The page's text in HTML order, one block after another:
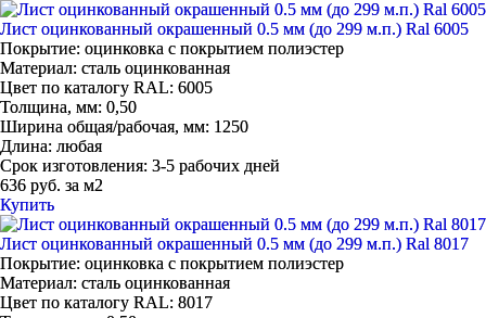
Лист оцинкованный окрашенный 0.5 мм (до 299 м.п.) Ral 6005
Покрытие: оцинковка с покрытием полиэстер
Материал: сталь оцинкованная
Цвет по каталогу RAL: 6005
Толщина, мм: 0,50
Ширина общая/рабочая, мм: 1250
Длина: любая
Срок изготовления: 3-5 рабочих дней
636 руб. за м2
Купить
Лист оцинкованный окрашенный 0.5 мм (до 299 м.п.) Ral 8017
Покрытие: оцинковка с покрытием полиэстер
Материал: сталь оцинкованная
Цвет по каталогу RAL: 8017